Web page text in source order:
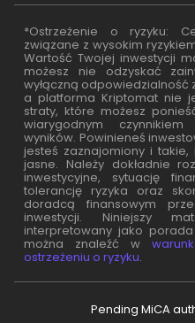
*Ostrzeżenie o ryzyku:
związane z wysokim
Wartość Twojej inwestycji
możesz nie odzyskać
wyłączną odpowiedzialność
a platforma Kriptomat nie
straty, które możesz
wiarygodnym czynnikiem
wyników. Powinieneś
jesteś zaznajomiony i
jasne. Należy dokładnie
inwestycyjne, sytuację
tolerancję ryzyka oraz
doradcą finansowym
inwestycji. Niniejszy
interpretowany jako
można znaleźć w
ostrzeżeniu o ryzyku.
Pending MiCA